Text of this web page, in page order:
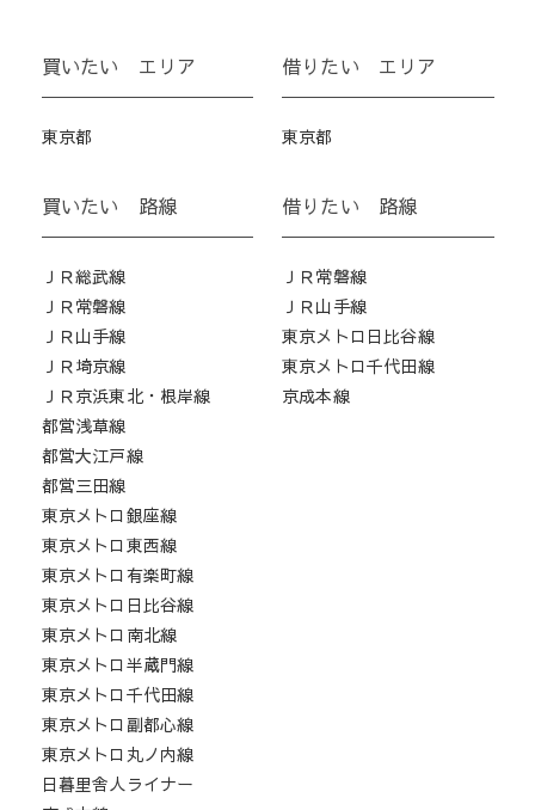
買いたい エリア
東京都
買いたい 路線
ＪＲ総武線
ＪＲ常磐線
ＪＲ山手線
ＪＲ埼京線
ＪＲ京浜東北・根岸線
都営浅草線
都営大江戸線
都営三田線
東京メトロ銀座線
東京メトロ東西線
東京メトロ有楽町線
東京メトロ日比谷線
東京メトロ南北線
東京メトロ半蔵門線
東京メトロ千代田線
東京メトロ副都心線
東京メトロ丸ノ内線
日暮里舎人ライナー
借りたい エリア
東京都
借りたい 路線
ＪＲ常磐線
ＪＲ山手線
東京メトロ日比谷線
東京メトロ千代田線
京成本線